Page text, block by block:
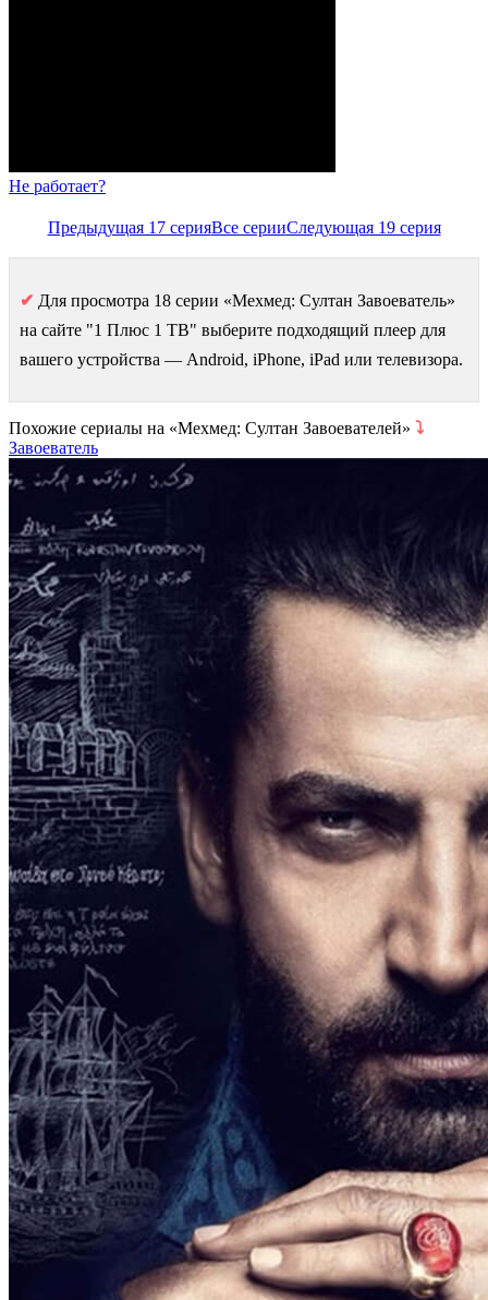
Не работает?
Предыдущая 17 серияВсе серииСледующая 19 серия
✔ Для просмотра 18 серии «Мехмед: Султан Завоеватель»
на сайте "1 Плюс 1 ТВ" выберите подходящий плеер для
вашего устройства — Android, iPhone, iPad или телевизора.
Похожие сериалы на «Мехмед: Султан Завоевателей» ⤵
Завоеватель